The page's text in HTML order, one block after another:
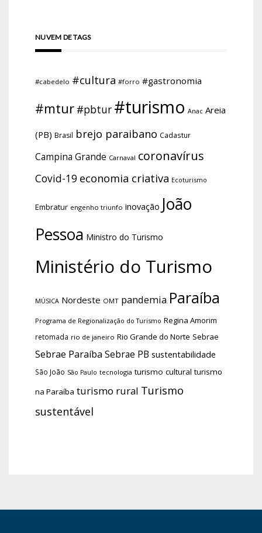
NUVEM DE TAGS
#cabedelo #cultura #forro #gastronomia
#mtur #pbtur #turismo Anac Areia
(PB) Brasil brejo paraibano Cadastur
Campina Grande Carnaval coronavírus
Covid-19 economia criativa Ecoturismo
Embratur engenho triunfo inovação João
Pessoa Ministro do Turismo
Ministério do Turismo
MÚSICA Nordeste OMT pandemia Paraíba
Programa de Regionalização do Turismo Regina Amorim
retomada rio de janeiro Rio Grande do Norte Sebrae
Sebrae Paraíba Sebrae PB sustentabilidade
São João São Paulo tecnologia turismo cultural turismo
na Paraíba turismo rural Turismo
sustentável